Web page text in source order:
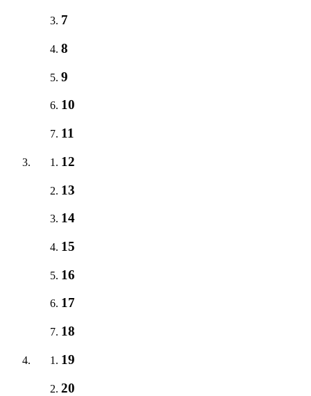
7
8
9
10
11
12
13
14
15
16
17
18
19
20